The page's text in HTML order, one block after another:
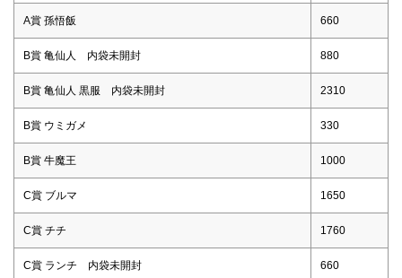
A賞 孫悟飯 660
B賞 亀仙人 内袋未開封 880
B賞 亀仙人 黒服 内袋未開封 2310
B賞 ウミガメ 330
B賞 牛魔王 1000
C賞 ブルマ 1650
C賞 チチ 1760
C賞 ランチ 内袋未開封 660